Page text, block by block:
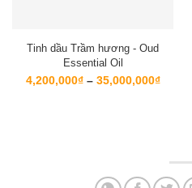
Tinh dầu Trầm hương - Oud
Essential Oil
4,200,000₫ – 35,000,000₫